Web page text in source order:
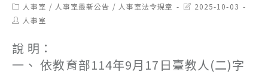
Post
category:
人事室 / 人事室最新公告 / 人事室法令規章
Post2025-10-03
Post人事室
說 明：
一、 依教育部114年9月17日臺教人(二)字